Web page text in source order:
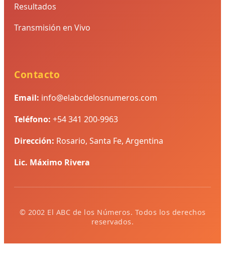
Resultados
Transmisión en Vivo
Contacto
Email: info@elabcdelosnumeros.com
Teléfono: +54 341 200-9963
Dirección: Rosario, Santa Fe, Argentina
Lic. Máximo Rivera
© 2002 El ABC de los Números. Todos los derechos
reservados.